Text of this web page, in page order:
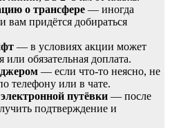
о трансфере — иногда
вам придётся добираться
— в условиях акции может
обязательная доплата.
— если что-то неясно, не
телефону или в чате.
путёвки — после
подтверждение и